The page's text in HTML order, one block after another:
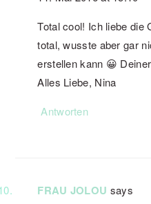
Total cool! Ich liebe die
total, wusste aber gar
erstellen kann 😀
Alles Liebe, Nina
Antworten
FRAU JOLOU says